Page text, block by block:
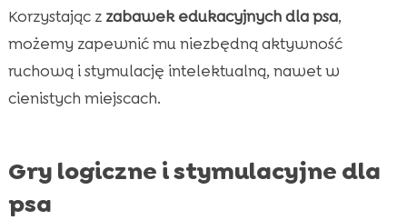
Korzystając z zabawek edukacyjnych dla psa,
możemy zapewnić mu niezbędną aktywność
ruchową i stymulację intelektualną, nawet w
cienistych miejscach.
Gry logiczne i stymulacyjne dla
psa